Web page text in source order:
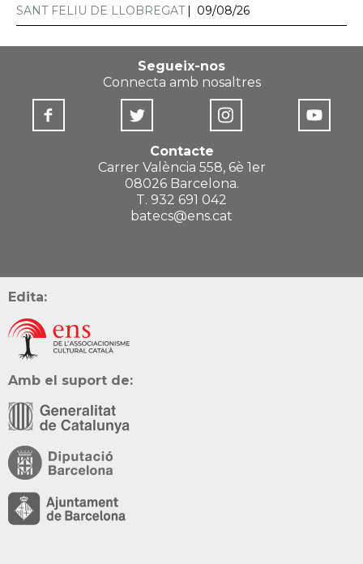
SANT FELIU DE LLOBREGAT 09/08/26
Segueix-nos
Connecta amb nosaltres
Contacte
Carrer València 558, 6è 1er
08026 Barcelona.
T. 932 691 042
batecs@ens.cat
Edita:
Amb el suport de: